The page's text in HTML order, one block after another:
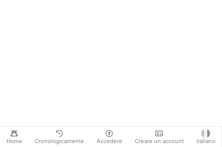
Home Cronologicamente Accedere Creare un account italiano